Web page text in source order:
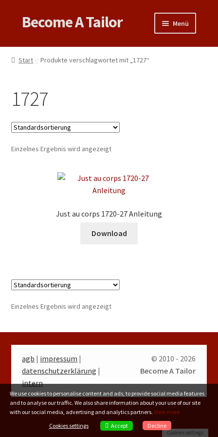
Zur
Navigation
Zum
Inhalt
Become A Tailor Menü
Books
Support
Patterns
Links & Tips
Start Produkte verschlagwortet mit „1727“
1727
Einzelnes Ergebnis wird angezeigt
Just au corps 1720-27 Anleitung
Download
Einzelnes Ergebnis wird angezeigt
agb | impressum |
datenschutzerklärung |
intern
© 2010 - 2026
Become A Tailor
We use cookies to personalise content and ads, to provide social media features
and to analyse our traffic. We also share information about your use of our site
with our social media, advertising and analytics partners. View more
Cookies settings
Accept Decline
Cookies settings